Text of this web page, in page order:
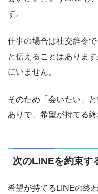
す。
仕事の場合は社交辞令
と伝えることはありま
にいません。
そのため「会いたい」
ありで、希望が持てる終
次のLINEを約束す
希望が持てるLINEの終